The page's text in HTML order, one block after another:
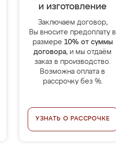
и изготовление
Заключаем договор,
Вы вносите предоплату в
размере 10% от суммы
договора, и мы отдаём
заказ в производство.
Возможна оплата в
рассрочку без %.
УЗНАТЬ О РАССРОЧКЕ